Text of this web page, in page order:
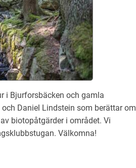
i Bjurforsbäcken och gamla
Daniel Lindstein som berättar om
biotopåtgärder i området. Vi
Välkomna!